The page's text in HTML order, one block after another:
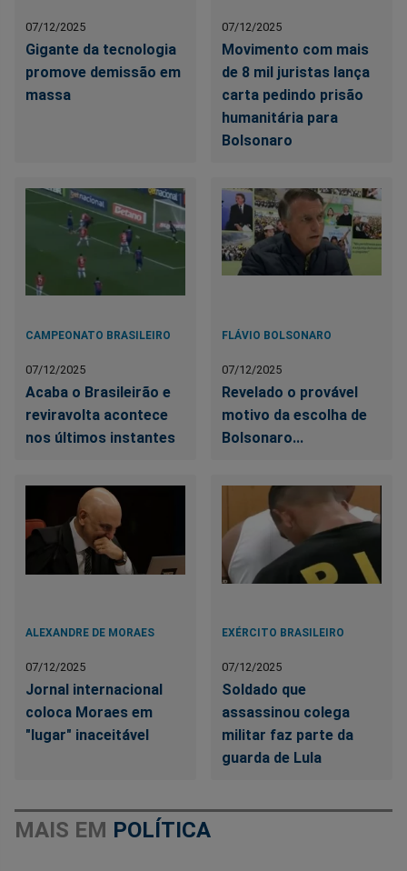
07/12/2025
Gigante da tecnologia
promove demissão em
massa
07/12/2025
Movimento com mais
de 8 mil juristas lança
carta pedindo prisão
humanitária para
Bolsonaro
CAMPEONATO BRASILEIRO
07/12/2025
Acaba o Brasileirão e
reviravolta acontece
nos últimos instantes
FLÁVIO BOLSONARO
07/12/2025
Revelado o provável
motivo da escolha de
Bolsonaro...
ALEXANDRE DE MORAES
07/12/2025
Jornal internacional
coloca Moraes em
"lugar" inaceitável
EXÉRCITO BRASILEIRO
07/12/2025
Soldado que
assassinou colega
militar faz parte da
guarda de Lula
MAIS EM POLÍTICA